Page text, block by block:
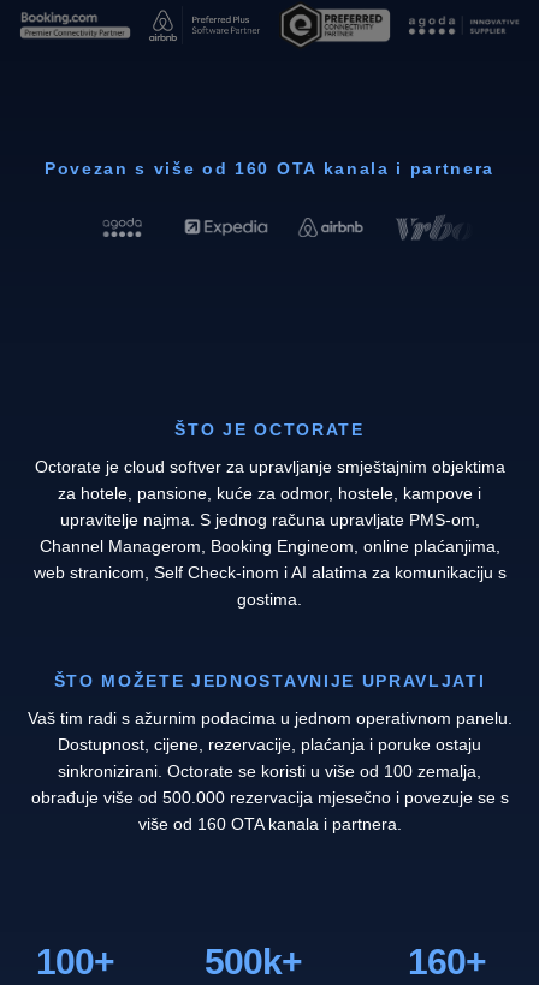
Povezan s više od 160 OTA kanala i partnera
ŠTO JE OCTORATE
Octorate je cloud softver za upravljanje smještajnim objektima
za hotele, pansione, kuće za odmor, hostele, kampove i
upravitelje najma. S jednog računa upravljate PMS-om,
Channel Managerom, Booking Engineom, online plaćanjima,
web stranicom, Self Check-inom i AI alatima za komunikaciju s
gostima.
ŠTO MOŽETE JEDNOSTAVNIJE UPRAVLJATI
Vaš tim radi s ažurnim podacima u jednom operativnom panelu.
Dostupnost, cijene, rezervacije, plaćanja i poruke ostaju
sinkronizirani. Octorate se koristi u više od 100 zemalja,
obrađuje više od 500.000 rezervacija mjesečno i povezuje se s
više od 160 OTA kanala i partnera.
100+ 500k+ 160+